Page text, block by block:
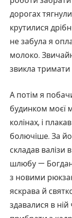
дорогах
крутилися
не забула я
молоко.
звикла тримати
А потім я
будинком моєї
колінах, і
болючіше. За
складав валізи
шлюбу — Богдан
з новими
яскрава й
здавалися в